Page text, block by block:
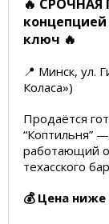
🔥 СРОЧНАЯ
ключ 🔥
📍 Минск, ул.
Коласа»)
Продаётся
“Коптильня”
работающий
техасского
💰 Цена